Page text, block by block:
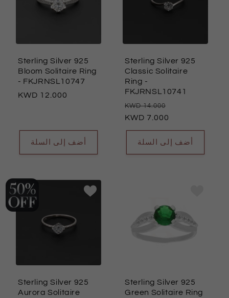
Sterling Silver 925
Bloom Solitaire Ring
- FKJRNSL10747
السعر 12.000
أضف إلى السلة
Sterling Silver 925
Classic Solitaire
Ring -
FKJRNSL10741
السعر
العادي
14.000
7.000
أضف إلى السلة
Sterling Silver 925
Aurora Solitaire
Sterling Silver 925
Green Solitaire Ring